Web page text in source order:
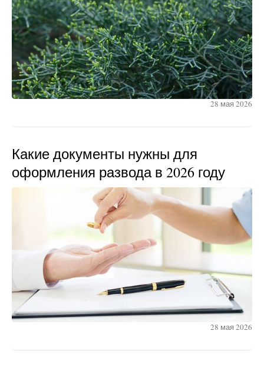
28 мая 2026
Какие документы нужны для
оформления развода в 2026 году
28 мая 2026